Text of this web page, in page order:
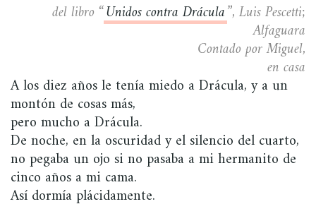
del libro “Unidos contra Drácula”, Luis Pescetti;
Alfaguara
Contado por Miguel,
en casa
A los diez años le tenía miedo a Drácula, y a un
montón de cosas más,
pero mucho a Drácula.
De noche, en la oscuridad y el silencio del cuarto,
no pegaba un ojo si no pasaba a mi hermanito de
cinco años a mi cama.
Así dormía plácidamente.